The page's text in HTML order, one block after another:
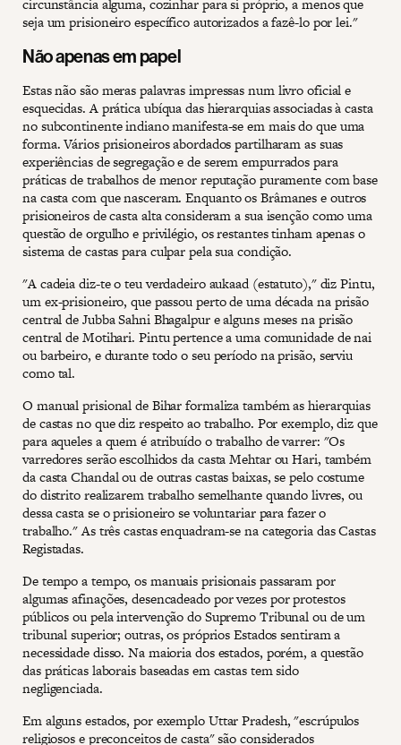
circunstância alguma, cozinhar para si próprio, a menos que
seja um prisioneiro específico autorizados a fazê-lo por lei."
Não apenas em papel
Estas não são meras palavras impressas num livro oficial e
esquecidas. A prática ubíqua das hierarquias associadas à casta
no subcontinente indiano manifesta-se em mais do que uma
forma. Vários prisioneiros abordados partilharam as suas
experiências de segregação e de serem empurrados para
práticas de trabalhos de menor reputação puramente com base
na casta com que nasceram. Enquanto os Brâmanes e outros
prisioneiros de casta alta consideram a sua isenção como uma
questão de orgulho e privilégio, os restantes tinham apenas o
sistema de castas para culpar pela sua condição.
"A cadeia diz-te o teu verdadeiro aukaad (estatuto)," diz Pintu,
um ex-prisioneiro, que passou perto de uma década na prisão
central de Jubba Sahni Bhagalpur e alguns meses na prisão
central de Motihari. Pintu pertence a uma comunidade de nai
ou barbeiro, e durante todo o seu período na prisão, serviu
como tal.
O manual prisional de Bihar formaliza também as hierarquias
de castas no que diz respeito ao trabalho. Por exemplo, diz que
para aqueles a quem é atribuído o trabalho de varrer: "Os
varredores serão escolhidos da casta Mehtar ou Hari, também
da casta Chandal ou de outras castas baixas, se pelo costume
do distrito realizarem trabalho semelhante quando livres, ou
dessa casta se o prisioneiro se voluntariar para fazer o
trabalho." As três castas enquadram-se na categoria das Castas
Registadas.
De tempo a tempo, os manuais prisionais passaram por
algumas afinações, desencadeado por vezes por protestos
públicos ou pela intervenção do Supremo Tribunal ou de um
tribunal superior; outras, os próprios Estados sentiram a
necessidade disso. Na maioria dos estados, porém, a questão
das práticas laborais baseadas em castas tem sido
negligenciada.
Em alguns estados, por exemplo Uttar Pradesh, "escrúpulos
religiosos e preconceitos de casta" são considerados